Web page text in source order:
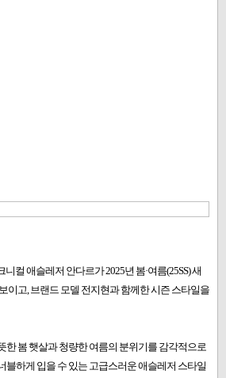
컬 애슬레저 안다르가 2025년 봄·여름(25SS) 새
이고, 브랜드 모델 전지현과 함께한 시즌 스타일을
한 봄 햇살과 청량한 여름의 분위기를 감각적으로
블하게 입을 수 있는 고급스러운 애슬레저 스타일